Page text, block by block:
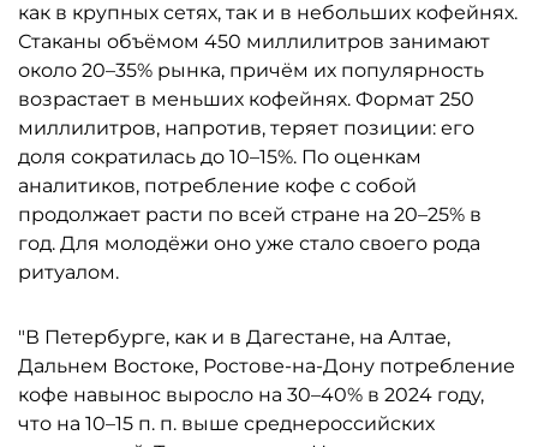
как в крупных сетях, так и в небольших кофейнях.
Стаканы объёмом 450 миллилитров занимают
около 20–35% рынка, причём их популярность
возрастает в меньших кофейнях. Формат 250
миллилитров, напротив, теряет позиции: его
доля сократилась до 10–15%. По оценкам
аналитиков, потребление кофе с собой
продолжает расти по всей стране на 20–25% в
год. Для молодёжи оно уже стало своего рода
ритуалом.
"В Петербурге, как и в Дагестане, на Алтае,
Дальнем Востоке, Ростове-на-Дону потребление
кофе навынос выросло на 30–40% в 2024 году,
что на 10–15 п. п. выше среднероссийских